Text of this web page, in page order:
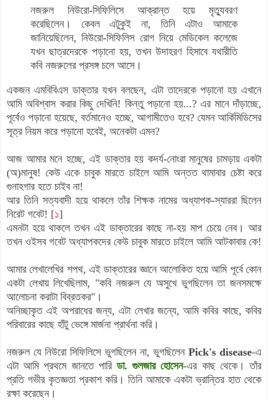
নজরুল নিউরো-সিফিলিসে আক্রান্ত হয়ে মৃত্যুবরণ
করেছিলেন। কেবল এটুকুই না, তিনি এটাও আমাকে
জানিয়েছিলেন, নিউরো-সিফিলিস রোগ নিয়ে মেডিকেল কলেজে
যখন ছাত্রদেরকে পড়ানো হয়, তখন উদাহরণ হিসাবে যথারীতি
কবি নজরুলের প্রসঙ্গ চলে আসে।
একজন এমবিবিএস ডাক্তার যখন বলছেন, এটা তাদেরকে পড়ানো হয় এখানে
আমি অবিশ্বাস করার কিছু দেখিনি! কিন্তু পড়ানো হয়...? এর মানে দাঁড়াচ্ছে,
পূর্বেও পড়ানো হয়েছে, বর্তমানেও হচ্ছে, আগামীতেও হবে? যেমন আর্কিমিডিসের
সূত্র নিয়ম করে পড়ানো হবেই, অনেকটা এমন?
আজ আমার মনে হচ্ছে, এই ডাক্তার হয় কদর্য-নোংরা মানুষের চামড়ায় একটা
(অ)মানুষ! কেউ একে চাবুক মারতে চাইলে আমি অন্তত থামাবার চেষ্টা করে
গুনাহগার হতে চাইব না!
আর তিনি সত্যবাদী হয়ে থাকলে তাঁর শিক্ষক নামের অধ্যাপক-স্যাররা ছিলেন
নিরেট গবেট! [১]
এমনটা হয়ে থাকলে তখন এই ডাক্তারের কাছে না-হয় মাপ চেয়ে নেব। আর
তখন ওইসব গবেট অধ্যাপকদের কেউ চাবুক মারতে চাইলে আমি আটকাবার কে!
আমার লেখালেখির শপথ, এই ডাক্তারের জ্ঞানে আলোকিত হয়ে আমি পূর্বে কোন
একটা লেখায় লিখেছিলাম, "কবি নজরুল যে অসুখে ভুগছিলেন তা জনসমক্ষে
আলোচনা করাটা বিব্রতকর"।
অনিচ্ছাকৃত এই অপরাধের জন্য, এটা লেখার জন্যে, আমি কবির কাছে, কবির
পরিবারের কাছে হাঁটু ভেঙ্গে মার্জনা প্রার্থনা করি।
নজরুল যে নিউরো সিফিলিসে ভুগছিলেন না, ভুগছিলেন Pick's disease-এ
এটা আমি প্রথমে জানতে পারি ডা. গুলজার হোসেন-এর কাছ থেকে। তাঁর
প্রতি গভীর কৃতজ্ঞতা প্রকাশ করি। তিনি আমাকে একটা ভ্রান্তির হাত থেকে
রক্ষা করেছেন।